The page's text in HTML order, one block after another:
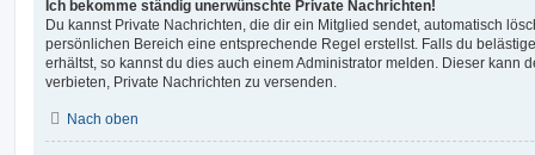
Ich bekomme ständig unerwünschte Private Nachrichten!
Du kannst Private Nachrichten, die dir ein Mitglied sendet, automatisch
persönlichen Bereich eine entsprechende Regel erstellst. Falls du
erhältst, so kannst du dies auch einem Administrator melden. Dieser kann
verbieten, Private Nachrichten zu versenden.
Nach oben